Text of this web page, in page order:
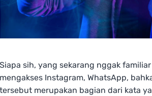
Siapa sih, yang sekarang nggak
mengakses Instagram, WhatsApp,
tersebut merupakan bagian dari kata